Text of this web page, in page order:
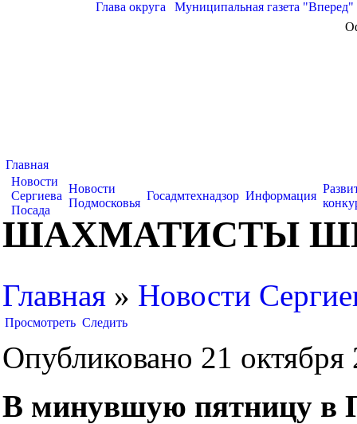
Глава округа Муниципальная газета "Вперед"
Главная
Новости
Сергиева
Посада
Новости
Подмосковья
Госадмтехнадзор Информация
ШАХМАТИСТЫ
Главная » Новости
Просмотреть Следить
Опубликовано 21 октября
В минувшую пятницу в